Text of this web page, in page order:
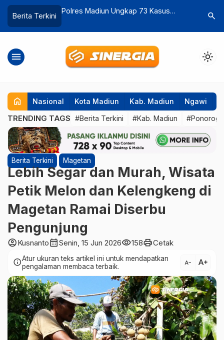
Berita Terkini
Banjir Kiriman Rendam Permukiman
Terdampak
Bakar
search
menu light_mode
home Nasional Kota Madiun Kab. Madiun Ngawi
TRENDING TAGS #Berita Terkini #Kab. Madiun #Ponorogo
Berita Terkini Magetan
Lebih Segar dan Murah, Wisata
Petik Melon dan Kelengkeng di
Magetan Ramai Diserbu
Pengunjung
account_circleKusnantocalendar_monthSenin, 15 Jun 2026visibility158printCetak
infoAtur ukuran teks artikel ini untuk mendapatkan
pengalaman membaca terbaik.
text_decrease text_increase